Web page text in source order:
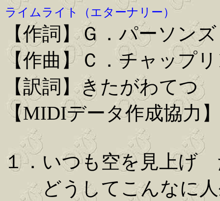
ライムライト（エターナリー）
【作詞】Ｇ．パーソンズ
【作曲】Ｃ．チャップ
【訳詞】きたがわてつ
【MIDIデータ作成協力
１．いつも空を見上げ
どうしてこんなに人